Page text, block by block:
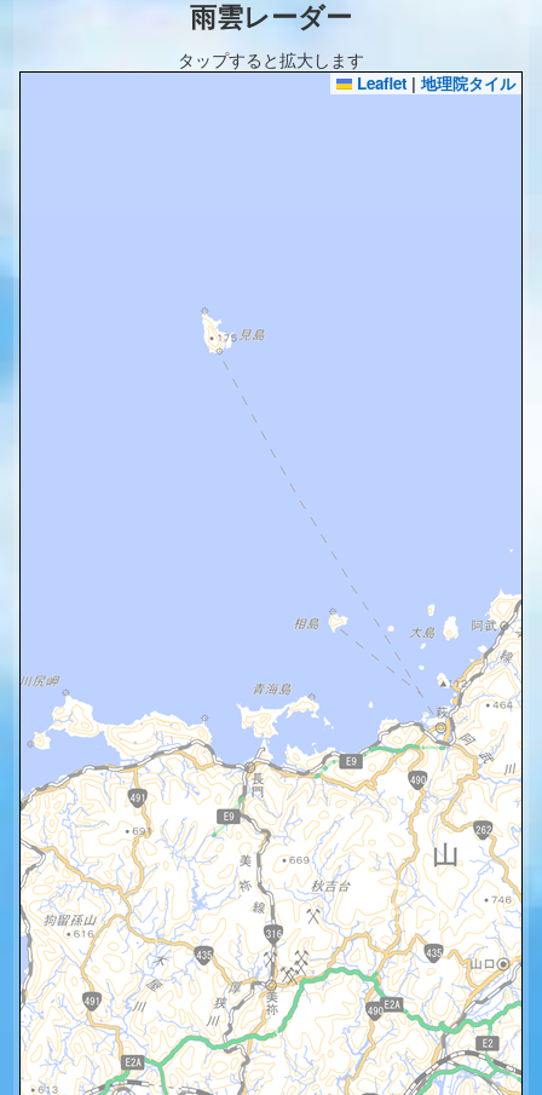
雨雲レーダー
タップすると拡大します
Leaflet | 地理院タイル